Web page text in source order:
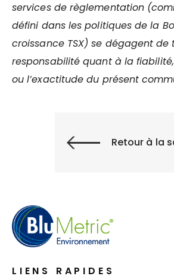
services de règlementation
défini dans les politiques de la
croissance TSX) se dégagent de
responsabilité quant à la
ou l’exactitude du présent
Retour à la
LIENS RAPIDES